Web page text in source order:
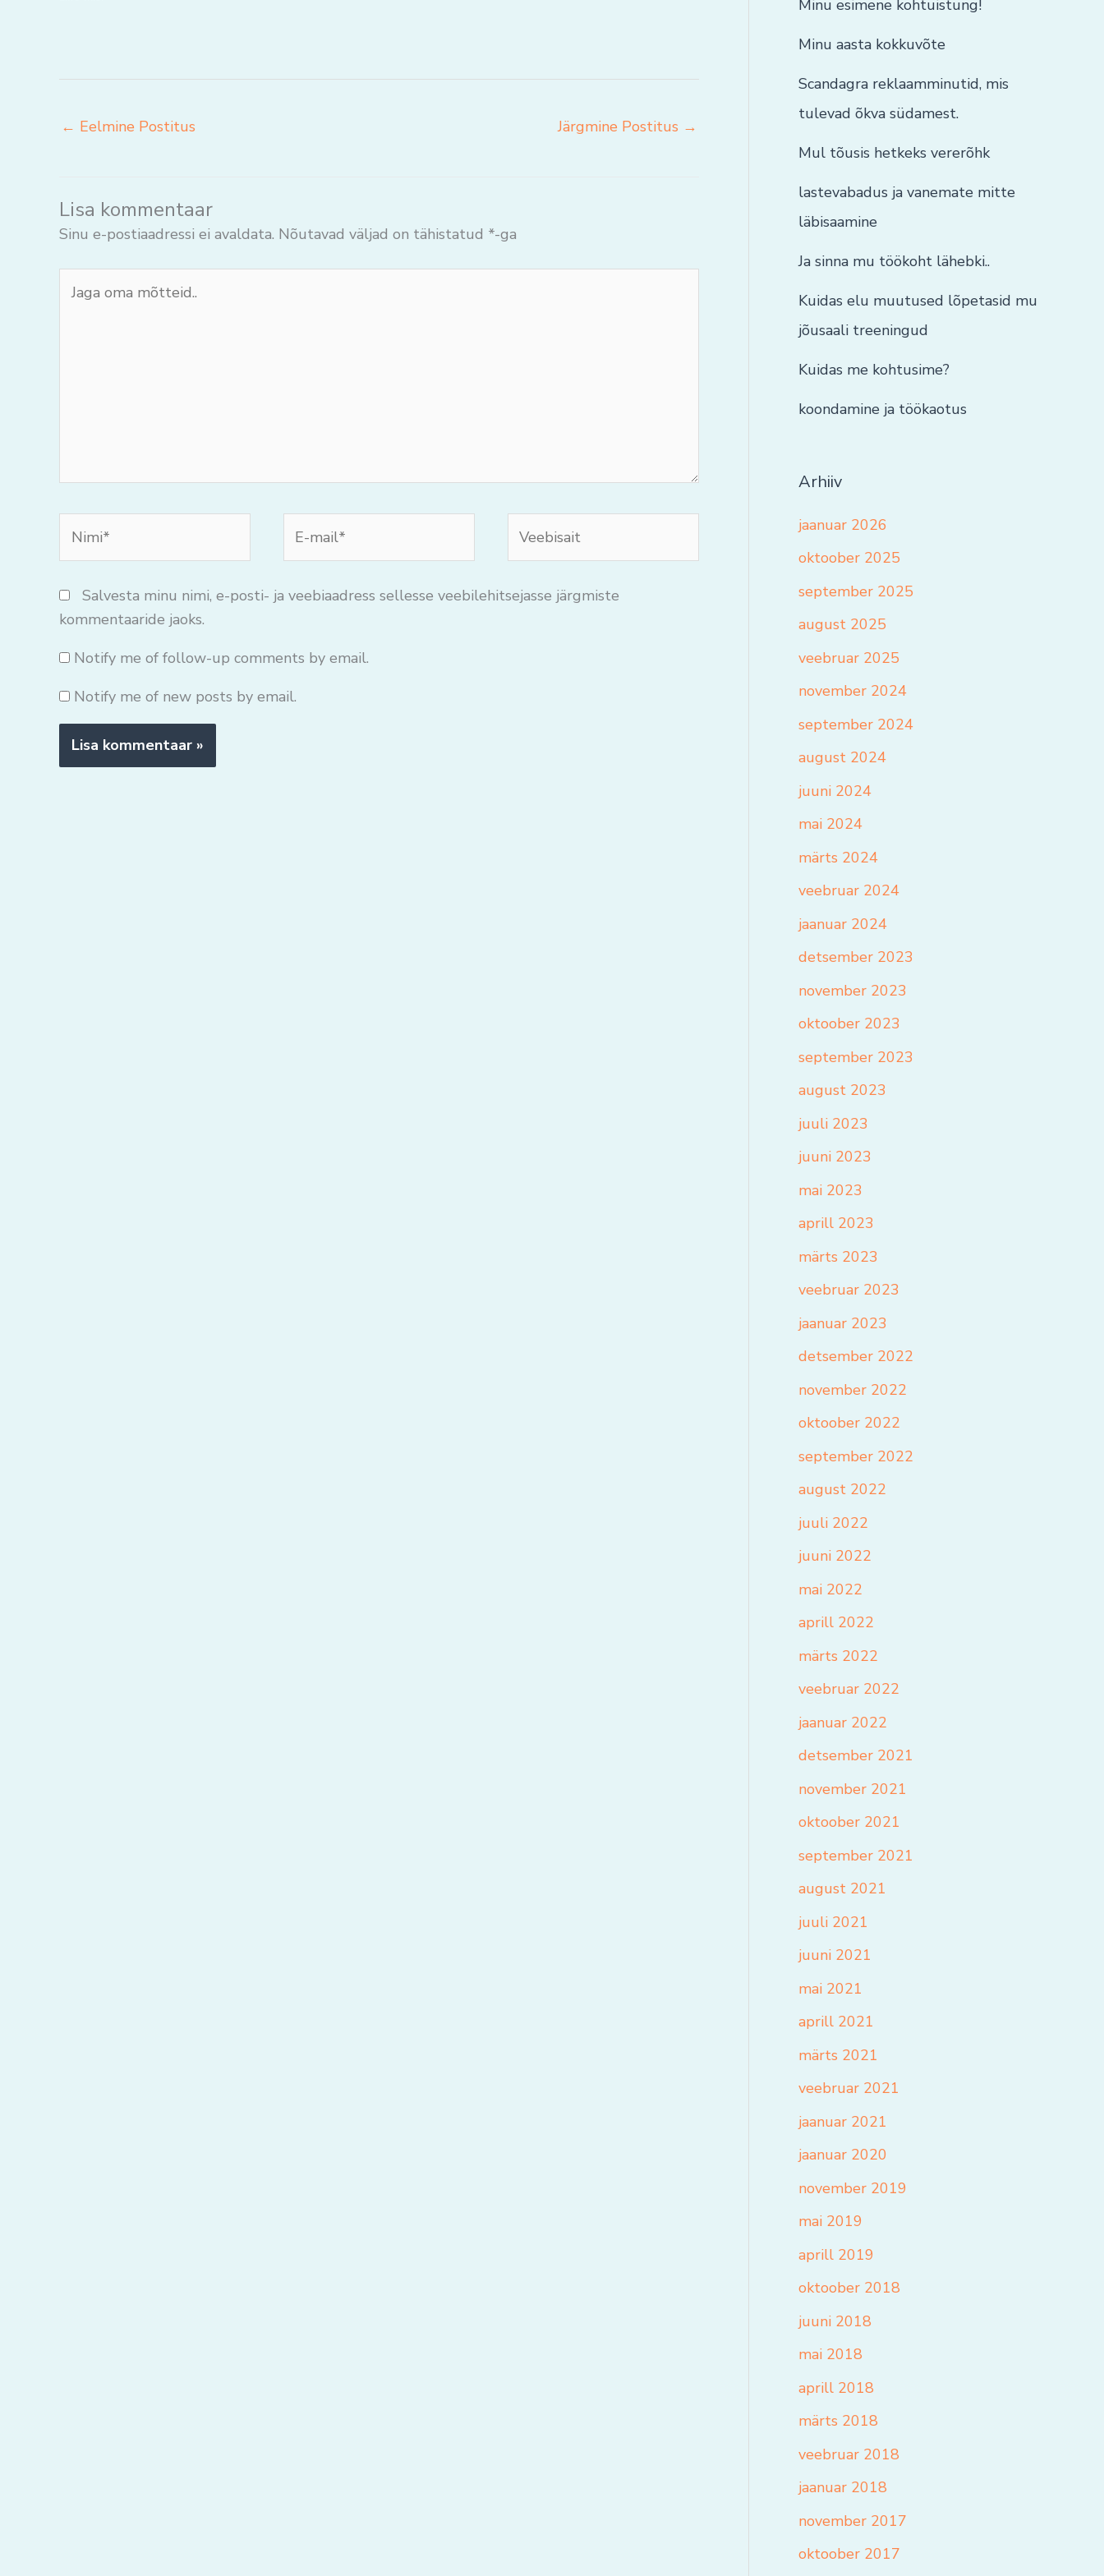
← Eelmine Postitus Järgmine Postitus →
Lisa kommentaar
Sinu e-postiaadressi ei avaldata. Nõutavad väljad on tähistatud *-ga
oma
mail*
Salvesta minu nimi, e-posti- ja veebiaadress sellesse veebilehitsejasse järgmiste
kommentaaride jaoks.
Notify me of follow-up comments by email.
Notify me of new posts by email.
Minu esimene kohtuistung!
Minu aasta kokkuvõte
Scandagra reklaamminutid, mis
tulevad õkva südamest.
Mul tõusis hetkeks vererõhk
lastevabadus ja vanemate mitte
läbisaamine
Ja sinna mu töökoht lähebki..
Kuidas elu muutused lõpetasid mu
jõusaali treeningud
Kuidas me kohtusime?
koondamine ja töökaotus
Arhiiv
jaanuar 2026
oktoober 2025
september 2025
august 2025
veebruar 2025
november 2024
september 2024
august 2024
juuni 2024
mai 2024
märts 2024
veebruar 2024
jaanuar 2024
detsember 2023
november 2023
oktoober 2023
september 2023
august 2023
juuli 2023
juuni 2023
mai 2023
aprill 2023
märts 2023
veebruar 2023
jaanuar 2023
detsember 2022
november 2022
oktoober 2022
september 2022
august 2022
juuli 2022
juuni 2022
mai 2022
aprill 2022
märts 2022
veebruar 2022
jaanuar 2022
detsember 2021
november 2021
oktoober 2021
september 2021
august 2021
juuli 2021
juuni 2021
mai 2021
aprill 2021
märts 2021
veebruar 2021
jaanuar 2021
jaanuar 2020
november 2019
mai 2019
aprill 2019
oktoober 2018
juuni 2018
mai 2018
aprill 2018
märts 2018
veebruar 2018
jaanuar 2018
november 2017
oktoober 2017